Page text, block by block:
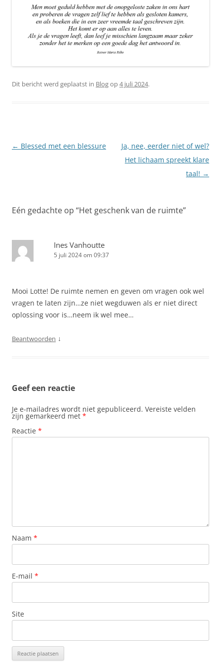
Dit bericht werd geplaatst in Blogop4 juli 2024.
Berichtnavigatie
← Blessed met een blessure
Ja, nee, eerder niet of wel?
Het lichaam spreekt klare
taal! →
Eén gedachte op “Het geschenk van de ruimte”
Ines Vanhoutte
5 juli 2024 om 09:37
Mooi Lotte! De ruimte nemen en geven om vragen ook wel
vragen te laten zijn…ze niet wegduwen als er niet direct
oplossing voor is…neem ik wel mee…
Beantwoorden ↓
Geef een reactie
Je e-mailadres wordt niet gepubliceerd. Vereiste velden
zijn gemarkeerd met *
Reactie *
Naam *
E-mail *
Site